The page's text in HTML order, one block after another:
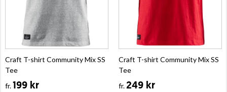
Craft T-shirt Community Mix SS
Tee
fr.199 kr
Craft T-shirt Community Mix SS
Tee
fr.249 kr